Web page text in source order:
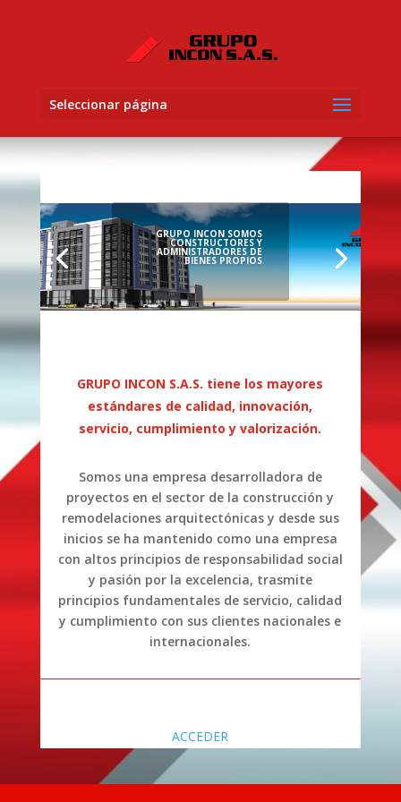
Seleccionar página
GRUPO INCON SOMOS
CONSTRUCTORES Y
ADMINISTRADORES DE
BIENES PROPIOS
GRUPO INCON S.A.S. tiene los mayores
estándares de calidad, innovación,
servicio, cumplimiento y valorización.
Somos una empresa desarrolladora de
proyectos en el sector de la construcción y
remodelaciones arquitectónicas y desde sus
inicios se ha mantenido como una empresa
con altos principios de responsabilidad social
y pasión por la excelencia, trasmite
principios fundamentales de servicio, calidad
y cumplimiento con sus clientes nacionales e
internacionales.
ACCEDER